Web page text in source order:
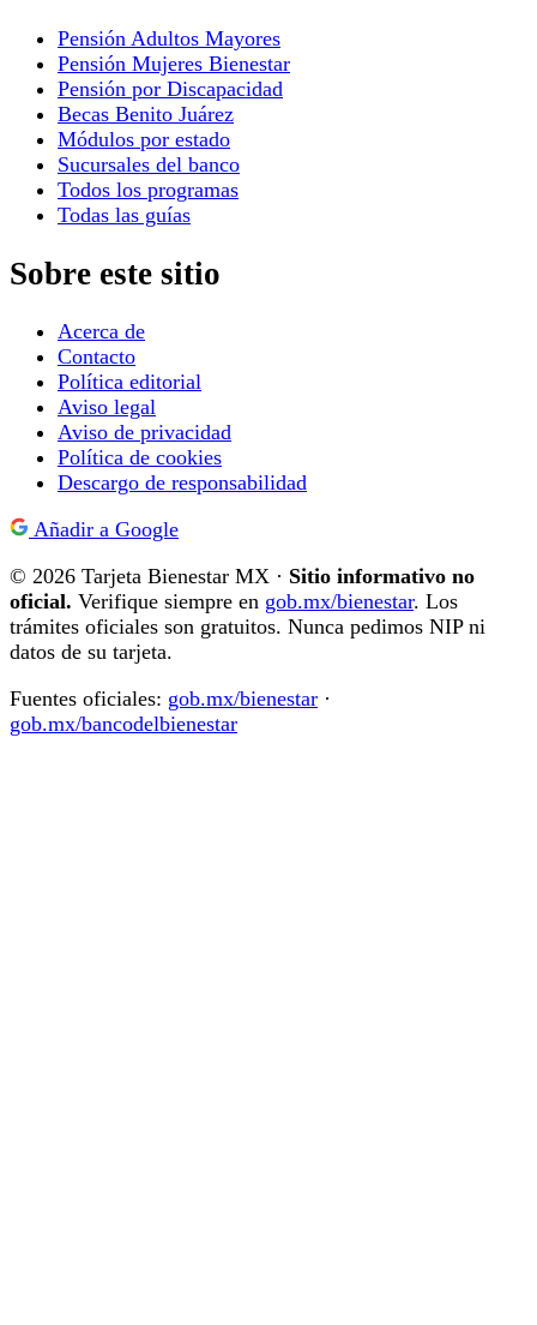
Pensión Adultos Mayores
Pensión Mujeres Bienestar
Pensión por Discapacidad
Becas Benito Juárez
Módulos por estado
Sucursales del banco
Todos los programas
Todas las guías
Sobre este sitio
Acerca de
Contacto
Política editorial
Aviso legal
Aviso de privacidad
Política de cookies
Descargo de responsabilidad
Añadir a Google
© 2026 Tarjeta Bienestar MX · Sitio informativo no
oficial. Verifique siempre en gob.mx/bienestar. Los
trámites oficiales son gratuitos. Nunca pedimos NIP ni
datos de su tarjeta.
Fuentes oficiales: gob.mx/bienestar ·
gob.mx/bancodelbienestar